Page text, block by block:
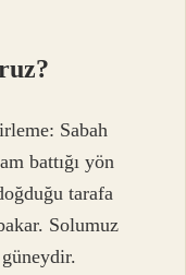
Sabah
battığı yön
tarafa
Solumuz